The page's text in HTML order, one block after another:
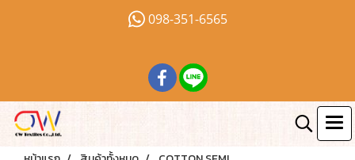
098-351-6565